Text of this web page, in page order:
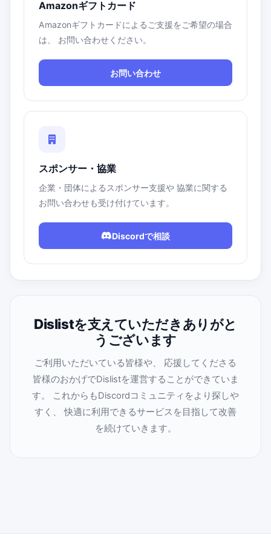
Amazonギフトカード
Amazonギフトカードによるご支援をご希望の場合
は、 お問い合わせください。
お問い合わせ
スポンサー・協業
企業・団体によるスポンサー支援や 協業に関する
お問い合わせも受け付けています。
Discordで相談
Dislistを支えていただきありがと
うございます
ご利用いただいている皆様や、 応援してくださる
皆様のおかげでDislistを運営することができていま
す。 これからもDiscordコミュニティをより探しや
すく、 快適に利用できるサービスを目指して改善
を続けていきます。